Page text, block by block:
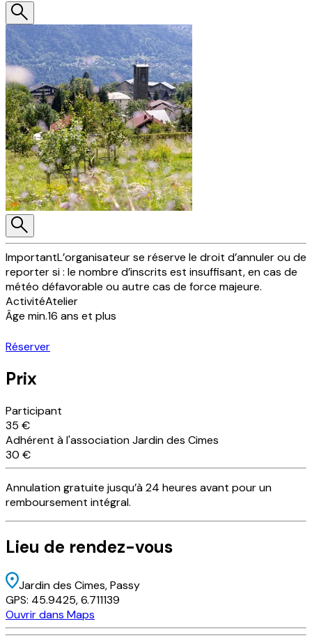
ImportantL’organisateur se réserve le droit d’annuler ou de
reporter si : le nombre d’inscrits est insuffisant, en cas de
météo défavorable ou autre cas de force majeure.
ActivitéAtelier
Âge min.16 ans et plus
Réserver
Prix
Participant
35 €
Adhérent à l'association Jardin des Cimes
30 €
Annulationgratuite jusqu’à 24 heures avant pour un
remboursement intégral.
Lieu de rendez-vous
Jardin des Cimes, Passy
GPS: 45.9425,6.711139
Ouvrir dans Maps